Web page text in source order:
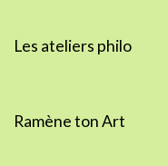
Les ateliers philo
Ramène ton Art